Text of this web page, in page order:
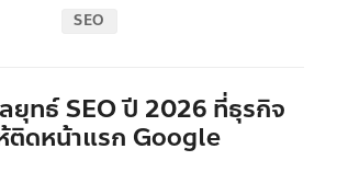
SEO
ยุทธ์ SEO ปี 2026 ที่ธุรกิจ
ติดหน้าแรก Google